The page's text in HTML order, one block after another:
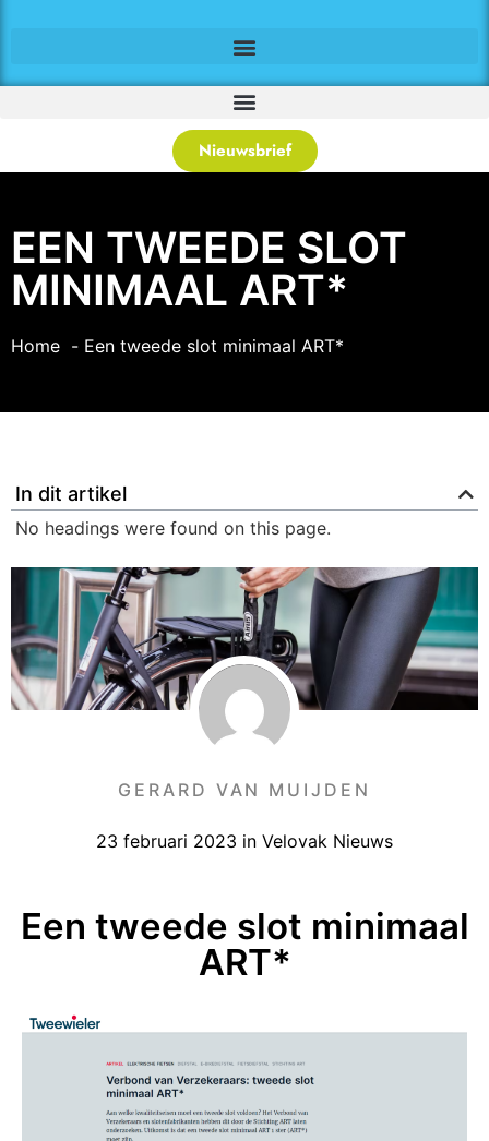
Nieuwsbrief
EEN TWEEDE SLOT
MINIMAAL ART*
Home Een tweede slot minimaal ART*
In dit artikel
No headings were found on this page.
GERARD VAN MUIJDEN
23 februari 2023 in Velovak Nieuws
Een tweede slot minimaal
ART*